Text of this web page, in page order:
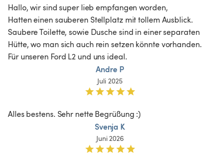
Hallo, wir sind super lieb empfangen worden,
Hatten einen sauberen Stellplatz mit tollem Ausblick.
Saubere Toilette, sowie Dusche sind in einer separaten
Hütte, wo man sich auch rein setzen könnte vorhanden.
Für unseren Ford L2 und uns ideal.
Andre P
Juli 2025
Alles bestens. Sehr nette Begrüßung :)
Svenja K
Juni 2026